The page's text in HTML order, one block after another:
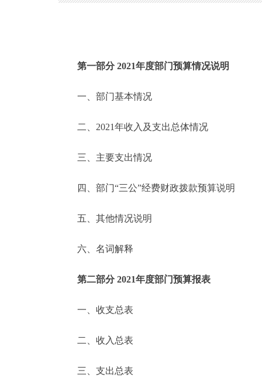
便民服务
中介服务
政民互动
12345网上接诉即办
参与调查
走进北京
第一部分 2021年度部门预算情况说明
一、部门基本情况
二、2021年收入及支出总体情况
三、主要支出情况
四、部门“三公”经费财政拨款预算说明
五、其他情况说明
六、名词解释
第二部分 2021年度部门预算报表
一、收支总表
二、收入总表
三、支出总表